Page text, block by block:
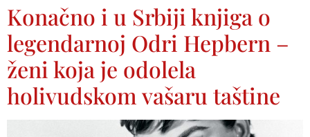
Konačno i u Srbiji knjiga o
legendarnoj Odri Hepbern –
ženi koja je odolela
holivudskom vašaru taštine